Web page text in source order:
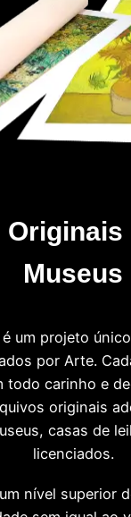
Museus
um projeto
por Arte.
todo carinho e
originais
casas de
licenciados.
nível superior